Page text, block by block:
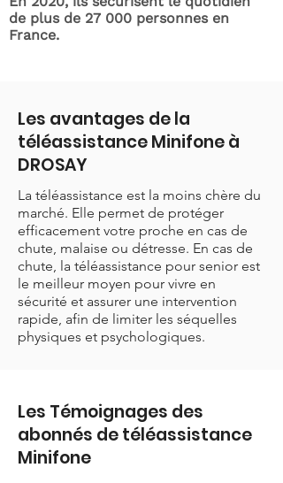
de plus de 27 000 personnes en
France.
Les avantages de la
téléassistance Minifone à
DROSAY
La téléassistance est la moins chère du
marché. Elle permet de protéger
efficacement votre proche en cas de
chute, malaise ou détresse. En cas de
chute, la téléassistance pour senior est
le meilleur moyen pour vivre en
sécurité et assurer une intervention
rapide, afin de limiter les séquelles
physiques et psychologiques.
Les Témoignages des
abonnés de téléassistance
Minifone